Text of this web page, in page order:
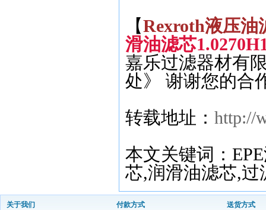
【Rexroth液压油
滑油滤芯
嘉乐过滤器材有
处》 谢谢您的合
转载地址： http://
本文关键词： EPE
芯,润滑油滤芯,过
关于我们
付款方式
送货方式